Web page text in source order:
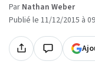
Par Nathan Weber
Publié le 11/12/2015 à